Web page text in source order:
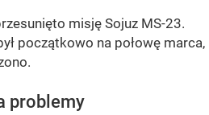
misję Sojuz MS-23.
początkowo na połowę marca,
problemy